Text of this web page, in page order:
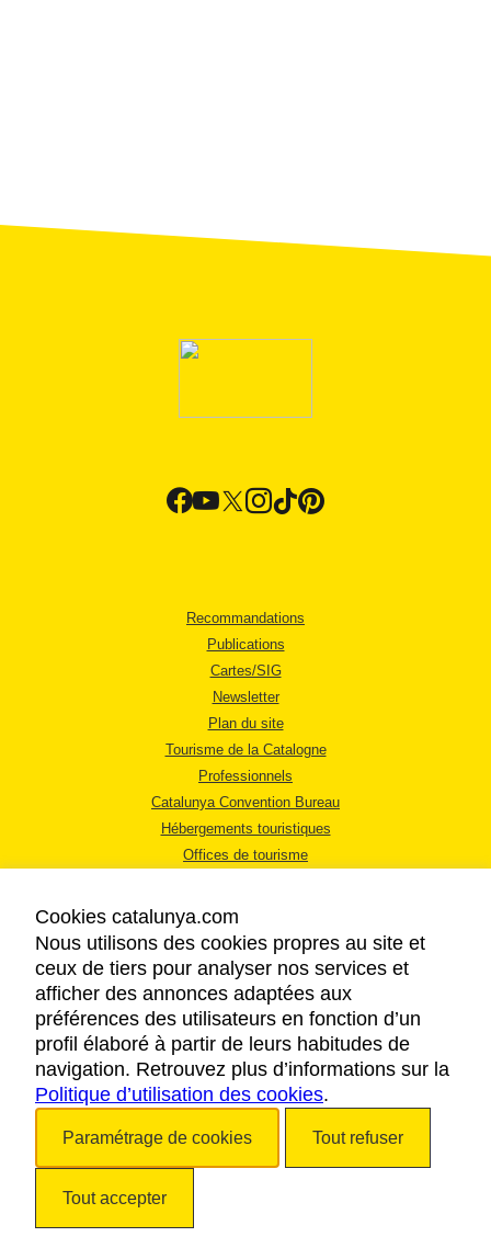
Recommandations
Publications
Cartes/SIG
Newsletter
Plan du site
Tourisme de la Catalogne
Professionnels
Catalunya Convention Bureau
Hébergements touristiques
Offices de tourisme
MENTIONS LÉGALES
RÈGLES DE CONFIDENTIALITÉ
COOKIES
ACCESSIBILITÉ
Cookies catalunya.com
Nous utilisons des cookies propres au site et
ceux de tiers pour analyser nos services et
afficher des annonces adaptées aux
préférences des utilisateurs en fonction d’un
profil élaboré à partir de leurs habitudes de
navigation. Retrouvez plus d’informations sur la
Politique d’utilisation des cookies.
Paramétrage de cookies Tout refuser
Tout accepter